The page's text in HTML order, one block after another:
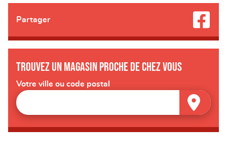
Partager
Trouvez un magasin proche de chez vous
Votre ville ou code postal